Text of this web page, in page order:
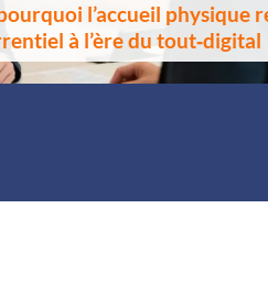
l’accueil physique
à l’ère du tout‑digital